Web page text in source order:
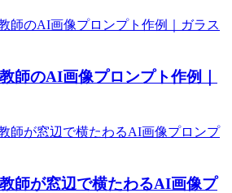
師のAI画像プロンプト作例｜
師が窓辺で横たわるAI画像プ